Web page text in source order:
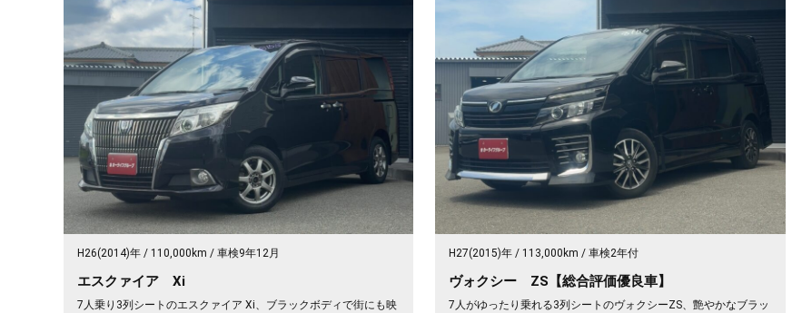
H26(2014)年 110,000km 車検9年12月
エスクァイア Xi
7人乗り3列シートのエスクァイア Xi、ブラックボディで街にも映
H27(2015)年 113,000km 車検2年付
ヴォクシー ZS【総合評価優良車】
7人がゆったり乗れる3列シートのヴォクシーZS、艶やかなブラッ